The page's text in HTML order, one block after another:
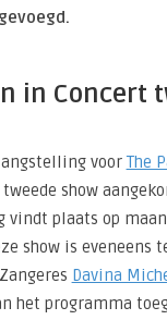
in Concert
voorThe
show
vindt plaats op
show is eveneens
Davina
het programma